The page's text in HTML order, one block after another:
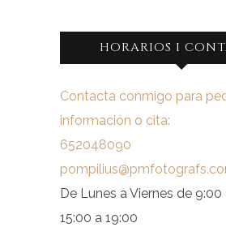
HORARIOS I
Contacta conmigo para
información o cita:
652048090
De Lunes a Viernes de 9:00
15:00 a 19:00